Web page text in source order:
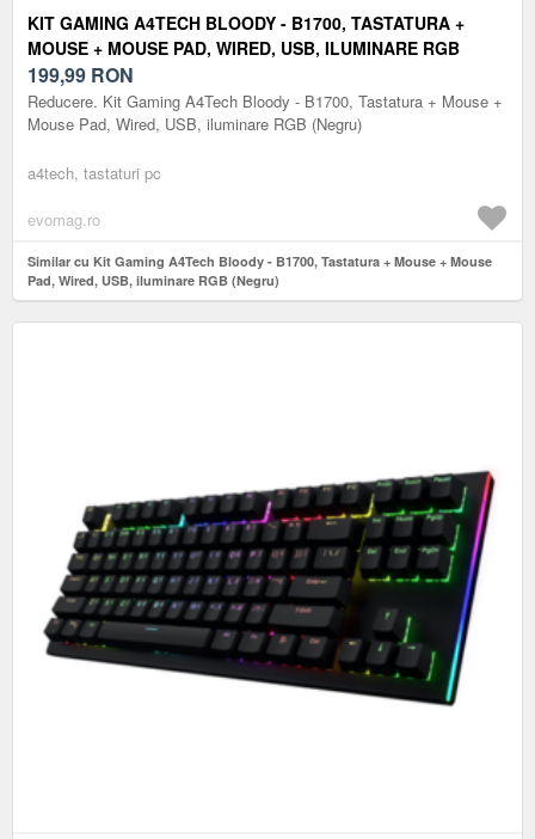
KIT GAMING A4TECH BLOODY - B1700, TASTATURA +
MOUSE + MOUSE PAD, WIRED, USB, ILUMINARE RGB
(NEGRU)
199,99 RON
Reducere. Kit Gaming A4Tech Bloody - B1700, Tastatura + Mouse +
Mouse Pad, Wired, USB, iluminare RGB (Negru)
a4tech, tastaturi pc
evomag.ro
Similar cu Kit Gaming A4Tech Bloody - B1700, Tastatura + Mouse + Mouse
Pad, Wired, USB, iluminare RGB (Negru)